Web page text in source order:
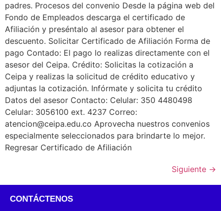
padres. Procesos del convenio Desde la página web del
Fondo de Empleados descarga el certificado de
Afiliación y preséntalo al asesor para obtener el
descuento. Solicitar Certificado de Afiliación Forma de
pago Contado: El pago lo realizas directamente con el
asesor del Ceipa. Crédito: Solicitas la cotización a
Ceipa y realizas la solicitud de crédito educativo y
adjuntas la cotización. Infórmate y solicita tu crédito
Datos del asesor Contacto: Celular: 350 4480498
Celular: 3056100 ext. 4237 Correo:
atencion@ceipa.edu.co Aprovecha nuestros convenios
especialmente seleccionados para brindarte lo mejor.
Regresar Certificado de Afiliación
Siguiente →
CONTÁCTENOS